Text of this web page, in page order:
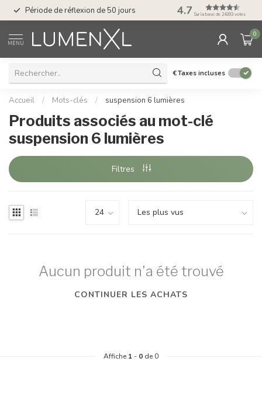
Période de réflexion de 50 jours Service : du lundi
17.00
4.7 Sur la base de 24393 votes
MENU
0
€Taxes incluses
Accueil / Mots-clés / suspension 6 lumières
Produits associés au mot-clé
suspension 6 lumières
Filtres
Aucun produit n'a été trouvé
CONTINUER LES ACHATS
Affiche 1 - 0 de 0